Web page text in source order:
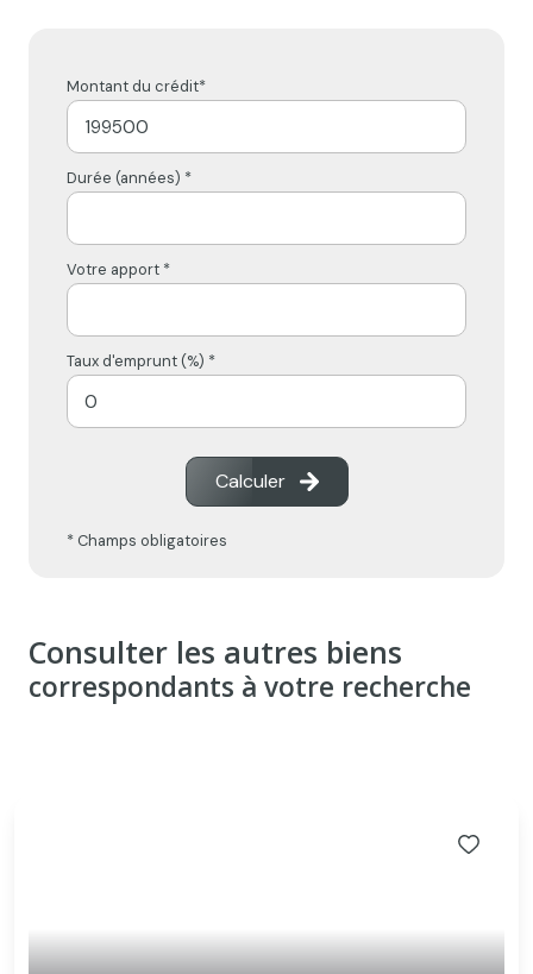
Montant du crédit*
Durée (années) *
Votre apport *
Taux d'emprunt (%) *
Calculer
* Champs obligatoires
Consulter les autres biens
correspondants à votre recherche